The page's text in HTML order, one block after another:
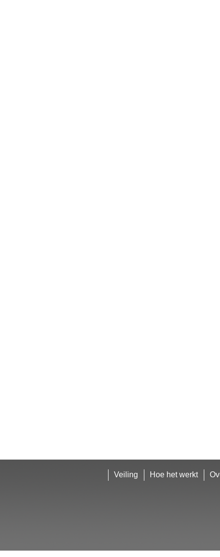
Veiling Hoe het werkt